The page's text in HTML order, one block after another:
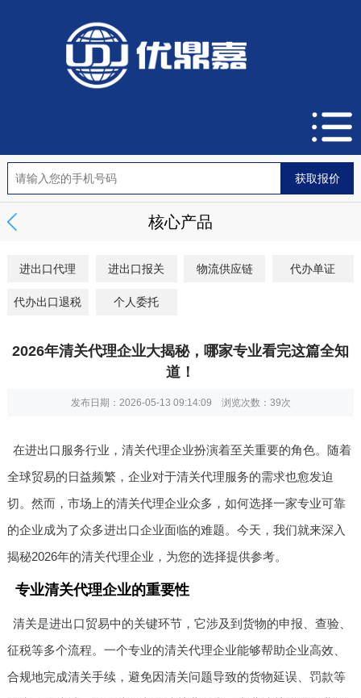
核心产品
进出口代理 进出口报关 物流供应链 代办单证
代办出口退税 个人委托
2026年清关代理企业大揭秘，哪家专业看完这篇全知
道！
发布日期：2026-05-13 09:14:09 浏览次数： 39次
在进出口服务行业，清关代理企业扮演着至关重要的角色。随着
全球贸易的日益频繁，企业对于清关代理服务的需求也愈发迫
切。然而，市场上的清关代理企业众多，如何选择一家专业可靠
的企业成为了众多进出口企业面临的难题。今天，我们就来深入
揭秘2026年的清关代理企业，为您的选择提供参考。
专业清关代理企业的重要性
清关是进出口贸易中的关键环节，它涉及到货物的申报、查验、
征税等多个流程。一个专业的清关代理企业能够帮助企业高效、
合规地完成清关手续，避免因清关问题导致的货物延误、罚款等